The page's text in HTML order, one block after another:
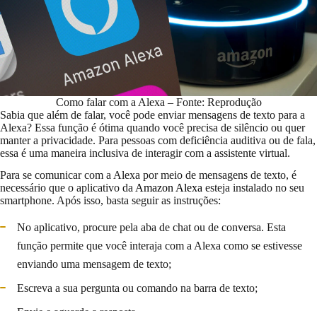
Como falar com a Alexa – Fonte: Reprodução
Sabia que além de falar, você pode enviar mensagens de texto para a
Alexa? Essa função é ótima quando você precisa de silêncio ou quer
manter a privacidade. Para pessoas com deficiência auditiva ou de fala,
essa é uma maneira inclusiva de interagir com a assistente virtual.
Para se comunicar com a Alexa por meio de mensagens de texto, é
necessário que o aplicativo da Amazon Alexa esteja instalado no seu
smartphone. Após isso, basta seguir as instruções:
No aplicativo, procure pela aba de chat ou de conversa. Esta
função permite que você interaja com a Alexa como se estivesse
enviando uma mensagem de texto;
Escreva a sua pergunta ou comando na barra de texto;